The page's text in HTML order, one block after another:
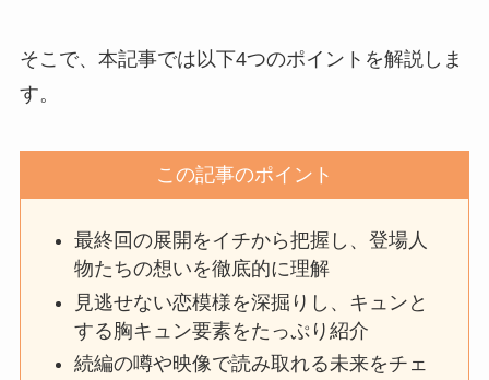
そこで、本記事では以下4つのポイントを解説しま
す。
この記事のポイント
最終回の展開をイチから把握し、登場人
物たちの想いを徹底的に理解
見逃せない恋模様を深掘りし、キュンと
する胸キュン要素をたっぷり紹介
続編の噂や映像で読み取れる未来をチェ